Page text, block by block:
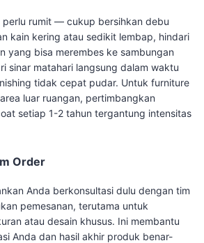
perlu rumit — cukup bersihkan debu
kain kering atau sedikit lembap, hindari
yang bisa merembes ke sambungan
sinar matahari langsung dalam waktu
tidak cepat pudar. Untuk furniture
luar ruangan, pertimbangkan
setiap 1-2 tahun tergantung intensitas
Order
Anda berkonsultasi dulu dengan tim
pemesanan, terutama untuk
atau desain khusus. Ini membantu
Anda dan hasil akhir produk benar-